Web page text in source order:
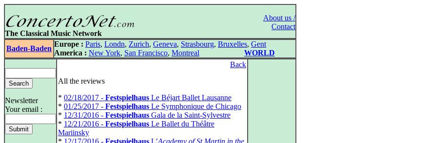
About us /
Contact
The Classical Music Network
Baden-Baden
Europe : Paris, Londn, Zurich, Geneva, Strasbourg, Bruxelles, Gent
America : New York, San Francisco, Montreal WORLD
Newsletter
Your email :
Back
All the reviews
* 02/18/2017 - Festspielhaus Le Béjart Ballet Lausanne
* 01/25/2017 - Festspielhaus Le Symphonique de Chicago
* 12/31/2016 - Festspielhaus Gala de la Saint-Sylvestre
* 12/21/2016 - Festspielhaus Le Ballet du Théâtre
Mariinsky
* 12/17/2016 - Festspielhaus L’Academy of St Martin in the